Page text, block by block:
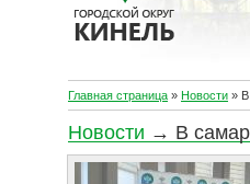
Главная страница » Новости »
Новости → В